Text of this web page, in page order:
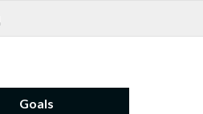
Goals